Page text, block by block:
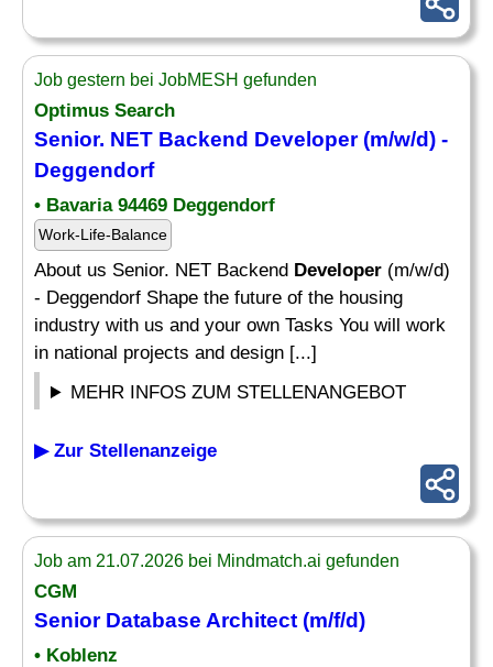
Job gestern bei JobMESH gefunden
Optimus Search
Senior. NET Backend Developer(m/w/d) -
Deggendorf
• Bavaria 94469 Deggendorf
Work-Life-Balance
About us Senior. NET Backend Developer (m/w/d)
- Deggendorf Shape the future of the housing
industry with us and your own Tasks You will work
in national projects and design [...]
MEHR INFOS ZUM STELLENANGEBOT
▶ Zur Stellenanzeige
Job am 21.07.2026 bei Mindmatch.ai gefunden
CGM
Senior Database Architect (m/f/d)
• Koblenz